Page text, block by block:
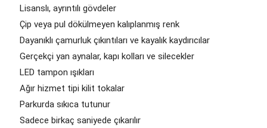
Lisanslı, ayrıntılı gövdeler
Çip veya pul dökülmeyen kalıplanmış renk
Dayanıklı çamurluk çıkıntıları ve kayalık kaydırıcılar
Gerçekçi yan aynalar, kapı kolları ve silecekler
LED tampon ışıkları
Ağır hizmet tipi kilit tokalar
Parkurda sıkıca tutunur
Sadece birkaç saniyede çıkarılır